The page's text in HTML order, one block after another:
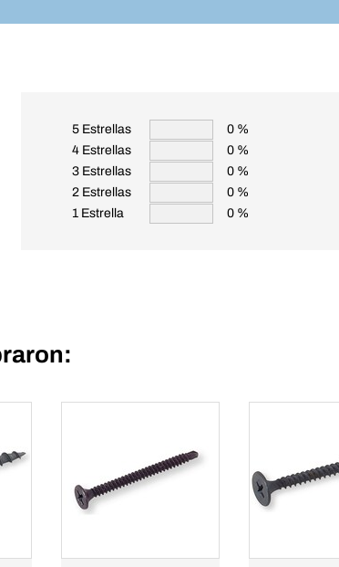
5 Estrellas
0 %
4 Estrellas
0 %
3 Estrellas
0 %
2 Estrellas
0 %
1 Estrella
0 %